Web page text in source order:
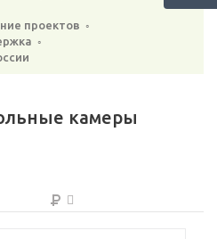
проектов ◦
◦
камеры